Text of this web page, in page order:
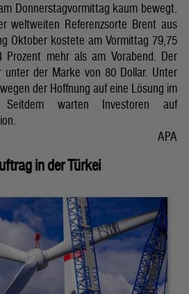
Donnerstagvormittag kaum bewegt.
weltweiten Referenzsorte Brent aus
Oktober kostete am Vormittag 79,75
Prozent mehr als am Vorabend. Der
unter der Marke von 80 Dollar. Unter
der Hoffnung auf eine Lösung im
Seitdem warten Investoren auf
APA
in der Türkei